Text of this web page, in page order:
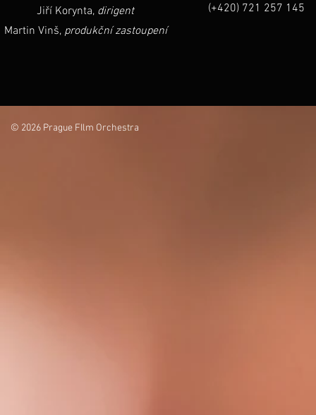
Jiří Korynta, dirigent
Martin Vinš, produkční zastoupení
(+420) 721 257 145
© 2026 Prague FIlm Orchestra